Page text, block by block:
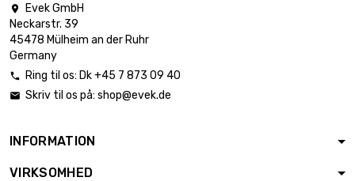

Evek GmbH
Neckarstr. 39
45478 Mülheim an der Ruhr
Germany
 Ring til os: Dk +45 7 873 09 40
 Skriv til os på: shop@evek.de
INFORMATION
VIRKSOMHED